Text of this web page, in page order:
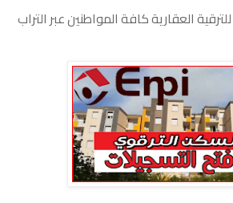
العقارية كافة المواطنين عبر التراب